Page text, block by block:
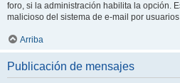
foro, si la administración habilita la opción.
malicioso del sistema de e-mail por
Arriba
Publicación de mensajes